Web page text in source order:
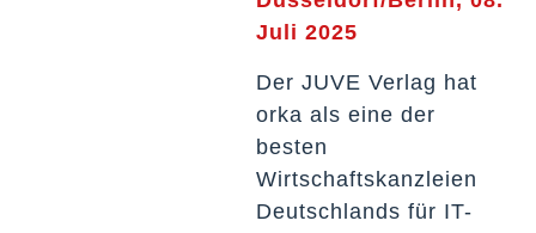
Juli 2025
Der JUVE Verlag hat
orka als eine der
besten
Wirtschaftskanzleien
Deutschlands für IT-